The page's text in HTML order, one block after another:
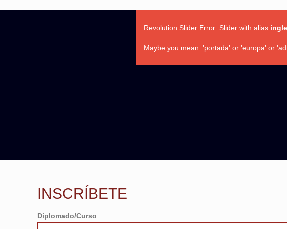
Revolution Slider Error: Slider with alias
Maybe you mean: 'portada' or 'europa' or
INSCRÍBETE
Diplomado/Curso